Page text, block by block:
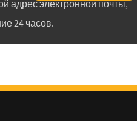
адрес электронной почты,
24 часов.